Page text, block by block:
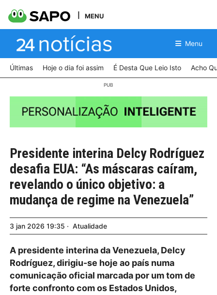
MENU
Menu
Últimas Hoje o dia foi assim É Desta Que Leio Isto Acho
Presidente interina Delcy Rodríguez
desafia EUA: “As máscaras caíram,
revelando o único objetivo: a
mudança de regime na Venezuela”
3 jan 2026 19:35 Atualidade
A presidente interina da Venezuela, Delcy
Rodríguez, dirigiu-se hoje ao país numa
comunicação oficial marcada por um tom de
forte confronto com os Estados Unidos,